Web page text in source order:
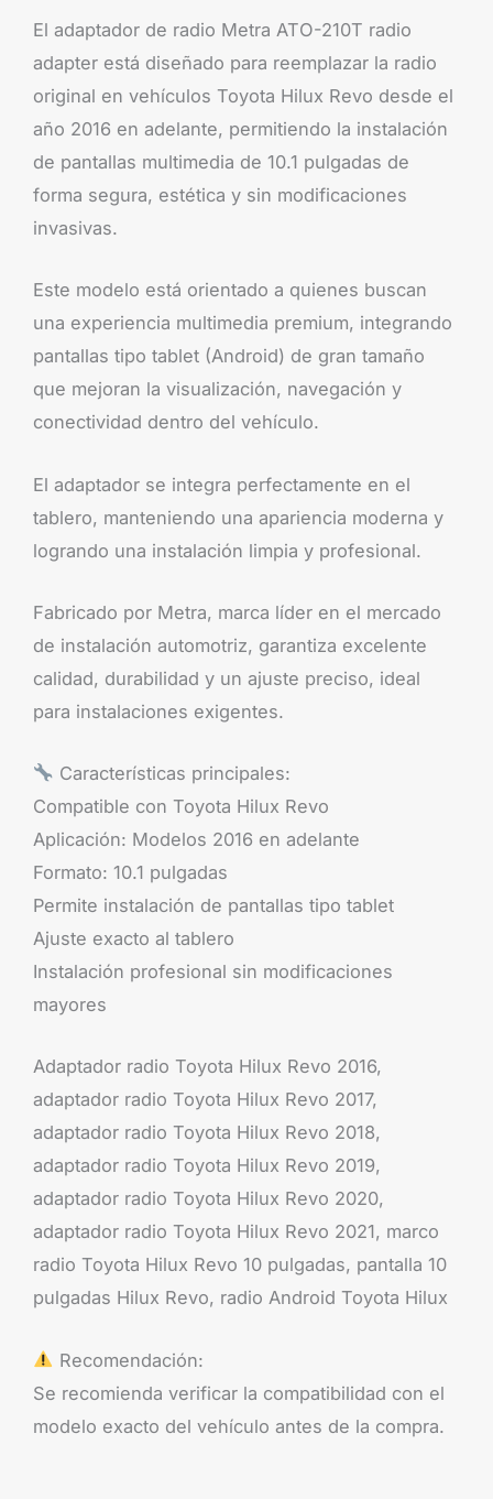
El adaptador de radio Metra ATO-210T radio
adapter está diseñado para reemplazar la radio
original en vehículos Toyota Hilux Revo desde el
año 2016 en adelante, permitiendo la instalación
de pantallas multimedia de 10.1 pulgadas de
forma segura, estética y sin modificaciones
invasivas.
Este modelo está orientado a quienes buscan
una experiencia multimedia premium, integrando
pantallas tipo tablet (Android) de gran tamaño
que mejoran la visualización, navegación y
conectividad dentro del vehículo.
El adaptador se integra perfectamente en el
tablero, manteniendo una apariencia moderna y
logrando una instalación limpia y profesional.
Fabricado por Metra, marca líder en el mercado
de instalación automotriz, garantiza excelente
calidad, durabilidad y un ajuste preciso, ideal
para instalaciones exigentes.
Características principales:
Compatible con Toyota Hilux Revo
Aplicación: Modelos 2016 en adelante
Formato: 10.1 pulgadas
Permite instalación de pantallas tipo tablet
Ajuste exacto al tablero
Instalación profesional sin modificaciones
mayores
Adaptador radio Toyota Hilux Revo 2016,
adaptador radio Toyota Hilux Revo 2017,
adaptador radio Toyota Hilux Revo 2018,
adaptador radio Toyota Hilux Revo 2019,
adaptador radio Toyota Hilux Revo 2020,
adaptador radio Toyota Hilux Revo 2021, marco
radio Toyota Hilux Revo 10 pulgadas, pantalla 10
pulgadas Hilux Revo, radio Android Toyota Hilux
Recomendación:
Se recomienda verificar la compatibilidad con el
modelo exacto del vehículo antes de la compra.